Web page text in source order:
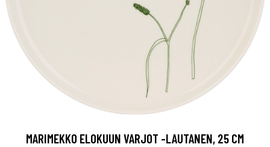
MARIMEKKO ELOKUUN VARJOT -LAUTANEN, 25 CM